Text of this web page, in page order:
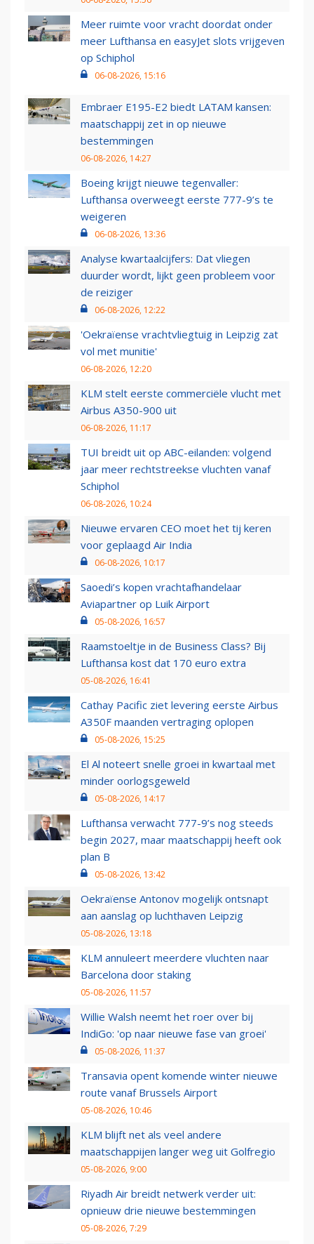
Meer ruimte voor vracht doordat onder
meer Lufthansa en easyJet slots vrijgeven
op Schiphol
06-08-2026, 15:16
Embraer E195-E2 biedt LATAM kansen:
maatschappij zet in op nieuwe
bestemmingen
06-08-2026, 14:27
Boeing krijgt nieuwe tegenvaller:
Lufthansa overweegt eerste 777-9’s te
weigeren
06-08-2026, 13:36
Analyse kwartaalcijfers: Dat vliegen
duurder wordt, lijkt geen probleem voor
de reiziger
06-08-2026, 12:22
'Oekraïense vrachtvliegtuig in Leipzig zat
vol met munitie'
06-08-2026, 12:20
KLM stelt eerste commerciële vlucht met
Airbus A350-900 uit
06-08-2026, 11:17
TUI breidt uit op ABC-eilanden: volgend
jaar meer rechtstreekse vluchten vanaf
Schiphol
06-08-2026, 10:24
Nieuwe ervaren CEO moet het tij keren
voor geplaagd Air India
06-08-2026, 10:17
Saoedi’s kopen vrachtafhandelaar
Aviapartner op Luik Airport
05-08-2026, 16:57
Raamstoeltje in de Business Class? Bij
Lufthansa kost dat 170 euro extra
05-08-2026, 16:41
Cathay Pacific ziet levering eerste Airbus
A350F maanden vertraging oplopen
05-08-2026, 15:25
El Al noteert snelle groei in kwartaal met
minder oorlogsgeweld
05-08-2026, 14:17
Lufthansa verwacht 777-9’s nog steeds
begin 2027, maar maatschappij heeft ook
plan B
05-08-2026, 13:42
Oekraïense Antonov mogelijk ontsnapt
aan aanslag op luchthaven Leipzig
05-08-2026, 13:18
KLM annuleert meerdere vluchten naar
Barcelona door staking
05-08-2026, 11:57
Willie Walsh neemt het roer over bij
IndiGo: 'op naar nieuwe fase van groei'
05-08-2026, 11:37
Transavia opent komende winter nieuwe
route vanaf Brussels Airport
05-08-2026, 10:46
KLM blijft net als veel andere
maatschappijen langer weg uit Golfregio
05-08-2026, 9:00
Riyadh Air breidt netwerk verder uit:
opnieuw drie nieuwe bestemmingen
05-08-2026, 7:29